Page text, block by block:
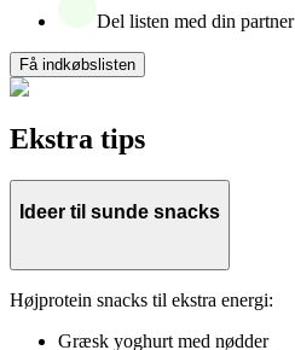
Del listen med din partner
Få indkøbslisten
Ekstra tips
Ideer til sunde snacks
Højprotein snacks til ekstra energi:
Græsk yoghurt med nødder